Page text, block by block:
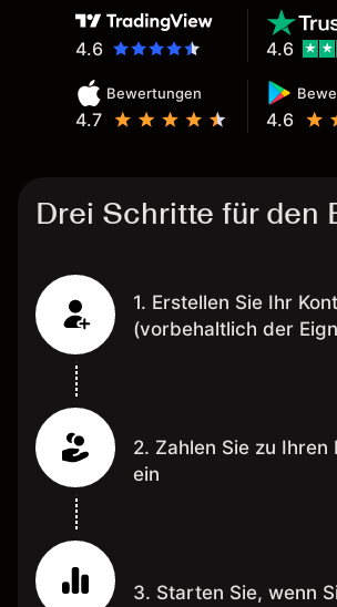
4.6
Bewertungen
4.7 4.6
4.6
Drei Schritte für den
1. Erstellen Sie Ihr
(vorbehaltlich der
2. Zahlen Sie zu Ihren
ein
3. Starten Sie, wenn